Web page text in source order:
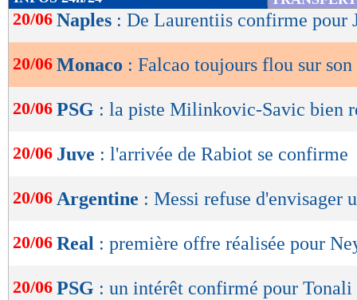
de
lecture
OK
20/06 Naples : De Laurentiis confirme pour
20/06 Monaco : Falcao toujours flou sur
20/06 PSG : la piste Milinkovic-Savic bien
20/06 Juve : l'arrivée de Rabiot se confirme
20/06 Argentine : Messi refuse d'envisager
20/06 Real : première offre réalisée pour
20/06 PSG : un intérêt confirmé pour Tonali